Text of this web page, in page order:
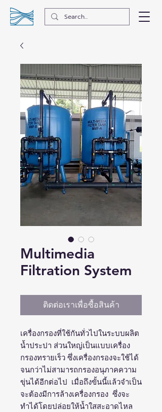
Multimedia
Filtration System
ติดต่อเราเพื่อซื้อสินค้า
เครื่องกรองที่ใช้กันทั่วไปในระบบผลิต
น้ำประปา ส่วนใหญ่เป็นแบบเครื่อง
กรองทรายเร็ว ซึ่งเครื่องกรองจะใช้ได้
จนกว่าไม่สามารถกรองอนุภาคความ
ขุ่นได้อีกต่อไป เมื่อถึงขั้นนี้แล้วจำเป็น
จะต้องมีการล้างเครื่องกรอง ซึ่งจะ
ทำได้โดยปล่อยให้น้ำใสสะอาดไหล